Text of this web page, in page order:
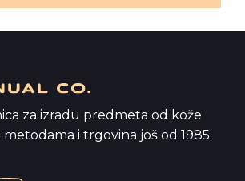
za izradu predmeta od kože
i trgovina još od 1985.